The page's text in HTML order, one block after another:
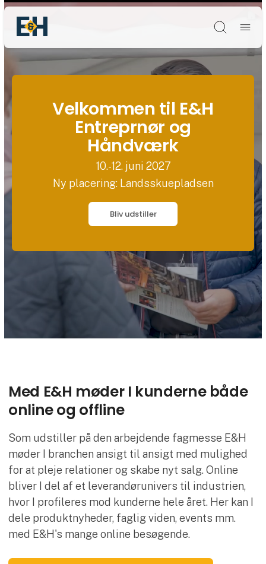
Søg
Velkommen til E&H
Entreprnør og
Håndværk
10.-12. juni 2027
Ny placering: Landsskuepladsen
Bliv udstiller
Med E&H møder I kunderne både
online og offline
Som udstiller på den arbejdende fagmesse E&H
møder I branchen ansigt til ansigt med mulighed
for at pleje relationer og skabe nyt salg. Online
bliver I del af et leverandørunivers til industrien,
hvor I profileres mod kunderne hele året. Her kan I
dele produktnyheder, faglig viden, events mm.
med E&H's mange online besøgende.